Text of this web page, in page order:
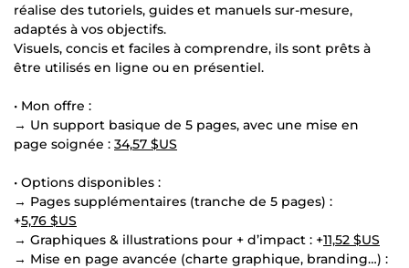
réalise des tutoriels, guides et manuels sur-mesure,
adaptés à vos objectifs.
Visuels, concis et faciles à comprendre, ils sont prêts à
être utilisés en ligne ou en présentiel.
• Mon offre :
→ Un support basique de 5 pages, avec une mise en
page soignée : 34,57 $US
• Options disponibles :
→ Pages supplémentaires (tranche de 5 pages) :
+5,76 $US
→ Graphiques & illustrations pour + d’impact : +11,52 $US
→ Mise en page avancée (charte graphique, branding…) :